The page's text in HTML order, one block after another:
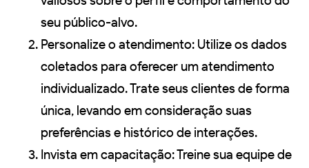
seu público-alvo.
Personalize o atendimento: Utilize os dados
coletados para oferecer um atendimento
individualizado. Trate seus clientes de forma
única, levando em consideração suas
preferências e histórico de interações.
Invista em capacitação: Treine sua equipe de